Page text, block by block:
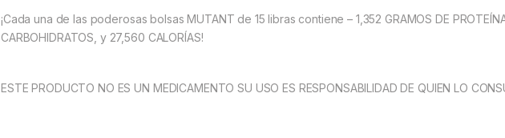
¡Cada una de las poderosas bolsas MUTANT de 15 libras contiene – 1,352 GRAMOS DE
CARBOHIDRATOS, y 27,560 CALORÍAS!
ESTE PRODUCTO NO ES UN MEDICAMENTO SU USO ES RESPONSABILIDAD DE QUIEN LO